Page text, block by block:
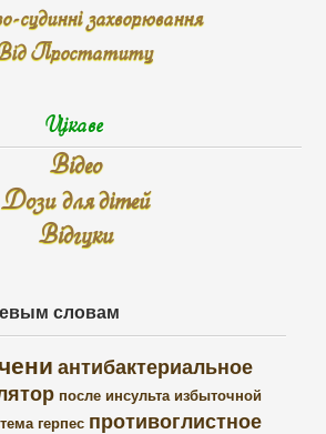
судинні захворювання
Простатиту
Цікаве
Відео
Дози для дітей
Відгуки
словам
антибактериальное
после инсульта избыточной
герпес противоглистное